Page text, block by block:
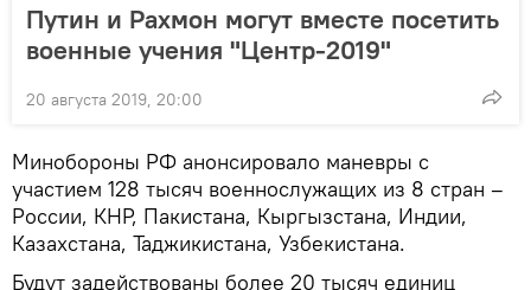
Путин и Рахмон могут вместе посетить
военные учения "Центр-2019"
20 августа 2019, 20:00
Минобороны РФ анонсировало маневры с
участием 128 тысяч военнослужащих из 8 стран –
России, КНР, Пакистана, Кыргызстана, Индии,
Казахстана, Таджикистана, Узбекистана.
Будут задействованы более 20 тысяч единиц